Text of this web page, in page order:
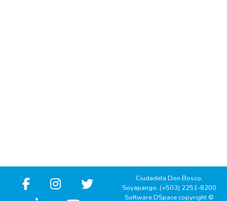
Ciudadela Don Bosco,
Soyapango, (+503) 2251-8200
Software DSpace copyright ©